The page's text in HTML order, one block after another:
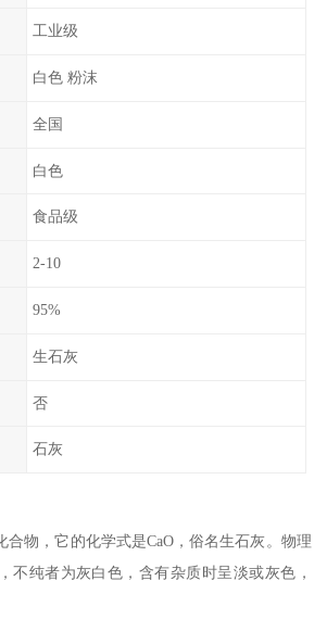
工业级
白色 粉沫
全国
白色
食品级
2-10
95%
生石灰
否
石灰
合物，它的化学式是CaO，俗名生石灰。物理
不纯者为灰白色，含有杂质时呈淡或灰色，